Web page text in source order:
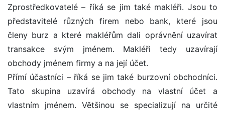
Zprostředkovatelé – říká se jim také makléři. Jsou to
představitelé různých firem nebo bank, které jsou
členy burz a které makléřům dali oprávnění uzavírat
transakce svým jménem. Makléři tedy uzavírají
obchody jménem firmy a na její účet.
Přímí účastníci – říká se jim také burzovní obchodníci.
Tato skupina uzavírá obchody na vlastní účet a
vlastním jménem. Většinou se specializují na určité